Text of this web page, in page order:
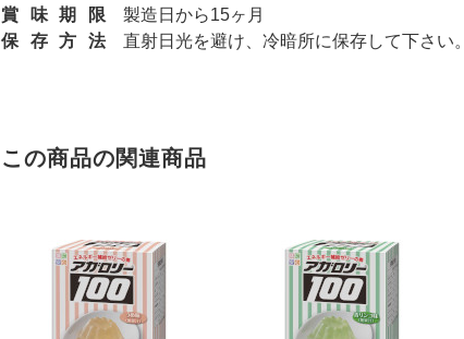
賞味期限
製造日から15ヶ月
保存方法
直射日光を避け、冷暗所に保存して下さい。
この商品の関連商品